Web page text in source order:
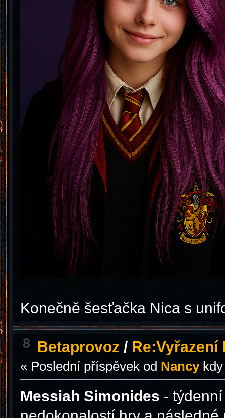
Konečně šesťačka Nica s
8 Betaprovoz /
« Poslední příspěvek od Nancy kdy
Messiah Simonides -